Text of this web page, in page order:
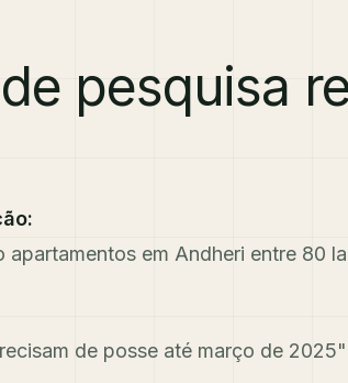
pesquisa
em Andheri entre 80
de posse até março de 2025"